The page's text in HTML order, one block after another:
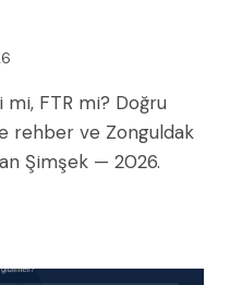
mi, FTR mi? Doğru
rehber ve Zonguldak
Şimşek — 2026.